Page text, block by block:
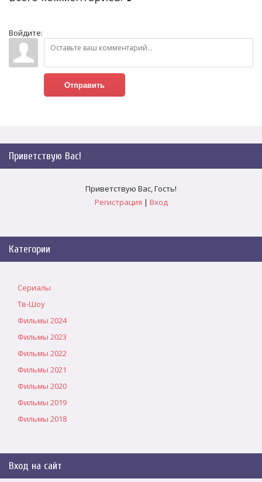
Войдите:
Отправить
Приветствую Вас!
Приветствую Вас,Гость!
Регистрация | Вход
Категории
Сериалы
Тв-Шоу
Фильмы 2024
Фильмы 2023
Фильмы 2022
Фильмы 2021
Фильмы 2020
Фильмы 2019
Фильмы 2018
Вход на сайт